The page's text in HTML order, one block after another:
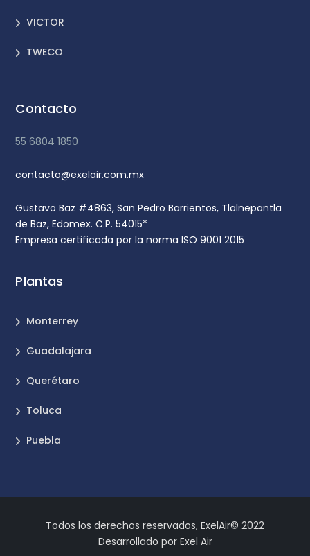
VICTOR
TWECO
Contacto
55 6804 1850
contacto@exelair.com.mx
Gustavo Baz #4863, San Pedro Barrientos, Tlalnepantla
de Baz, Edomex. C.P. 54015*
Empresa certificada por la norma ISO 9001 2015
Plantas
Monterrey
Guadalajara
Querétaro
Toluca
Puebla
Todos los derechos reservados, ExelAir© 2022
Desarrollado por Exel Air